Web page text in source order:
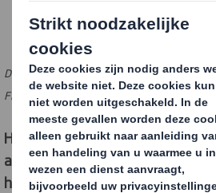
Dit interview is eerder verschenen in de
Financieele Dagblad in december 2020
Hoe is het voor een bedrijf als DS
aan duurzaamheidsuitdagingen?
hiervoor voornamelijk komen van